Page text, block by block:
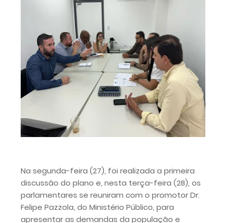
Na segunda-feira (27), foi realizada a primeira
discussão do plano e, nesta terça-feira (28), os
parlamentares se reuniram com o promotor Dr.
Felipe Pazzola, do Ministério Público, para
apresentar as demandas da população e